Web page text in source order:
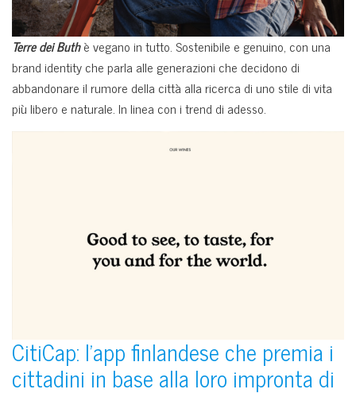
Terre dei Buthè vegano in tutto. Sostenibile e genuino, con una
brand identity che parla alle generazioni che decidono di
abbandonare il rumore della città alla ricerca di uno stile di vita
più libero e naturale. In linea con i trend di adesso.
CitiCap: l’app finlandese che premia i
cittadini in base alla loro impronta di